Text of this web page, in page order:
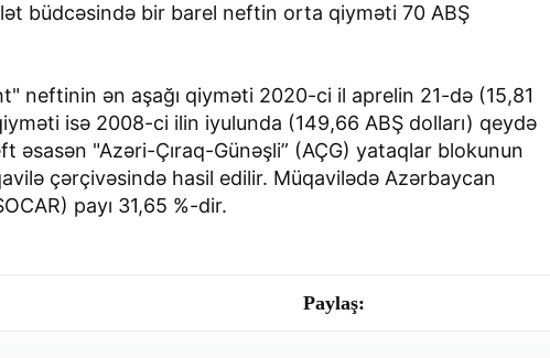
büdcəsində bir barel neftin orta qiyməti 70 ABŞ
neftinin ən aşağı qiyməti 2020-ci il aprelin 21-də (15,81
isə 2008-ci ilin iyulunda (149,66 ABŞ dolları) qeydə
əsasən "Azəri-Çıraq-Günəşli” (AÇG) yataqlar blokunun
çərçivəsində hasil edilir. Müqavilədə Azərbaycan
payı 31,65 %-dir.
Paylaş: